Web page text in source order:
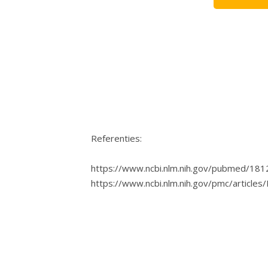
Referenties:
https://www.ncbi.nlm.nih.gov/pubmed/
https://www.ncbi.nlm.nih.gov/pmc/